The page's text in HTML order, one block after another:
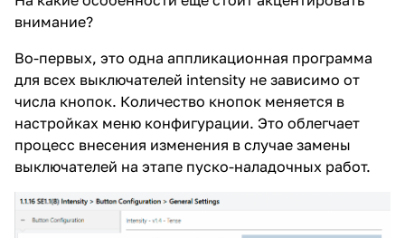
внимание?
Во-первых, это одна аппликационная программа
для всех выключателей intensity не зависимо от
числа кнопок. Количество кнопок меняется в
настройках меню конфигурации. Это облегчает
процесс внесения изменения в случае замены
выключателей на этапе пуско-наладочных работ.